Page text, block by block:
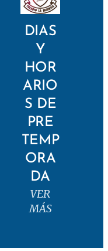
DIAS
Y
HOR
ARIO
S DE
PRE
TEMP
ORA
DA
VER
MÁS